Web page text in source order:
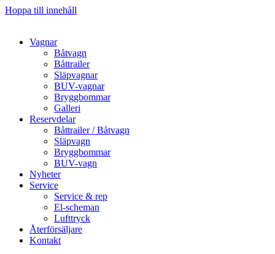
Hoppa till innehåll
Vagnar
Båtvagn
Båttrailer
Släpvagnar
BUV-vagnar
Bryggbommar
Galleri
Reservdelar
Båttrailer / Båtvagn
Släpvagn
Bryggbommar
BUV-vagn
Nyheter
Service
Service & rep
El-scheman
Lufttryck
Återförsäljare
Kontakt